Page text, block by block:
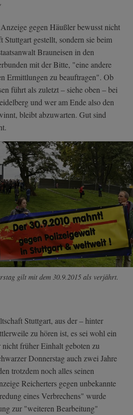
gegen Häußler bewusst nicht
Stuttgart gestellt, sondern sie beim
Brauneisen in den
mit der Bitte, "eine andere
Ermittlungen zu beauftragen". Ob
führt als zuletzt – siehe oben – bei
und wer am Ende also den
bleibt abzuwarten. Gut sind
gilt mit dem 30.9.2015 als verjährt.
Stuttgart, aus der – hinter
zu hören ist, es sei wohl ein
früher Einhalt geboten zu
Donnerstag auch zwei Jahre
trotzdem noch alles seinen
Reicherters gegen unbekannte
eines Verbrechens" wurde
zur "weiteren Bearbeitung"